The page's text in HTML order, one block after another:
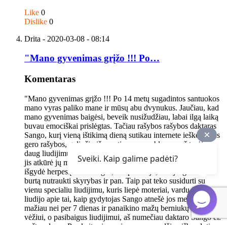
Like 0
Dislike 0
Drita - 2020-03-08 - 08:14
"Mano gyvenimas grįžo !!! Po…
Komentaras
"Mano gyvenimas grįžo !!! Po 14 metų sugadintos santuokos
mano vyras paliko mane ir mūsų abu dvynukus. Jaučiau, kad
mano gyvenimas baigėsi, beveik nusižudžiau, labai ilgą laiką
buvau emociškai prislėgtas. Tačiau rašybos rašybos daktaras
Sango, kurį vieną ištikimą dieną sutikau internete ieškodamas
gero rašybos, galinčio išspręsti mano problemas, aš turėjau
daug liudijimų apie šį rašybos rašymą. Kai kurie liudijo, kad
jis atkūrė jų meilužį Ex, kiti paliudijo, kad jis atstatė gimdą,
išgydė herpesą ir kitas ligas, kiti paliudijo, kad jis gali ištarti
burtą nutraukti skyrybas ir pan. Taip pat teko susidurti su
vienu specialiu liudijimu, kuris liepė moteriai, vardu Sonia,
liudijo apie tai, kaip gydytojas Sango atnešė jos meilužė Ex
mažiau nei per 7 dienas ir panaikino mažų berniukų poveikį
vėžiui, o pasibaigus liudijimui, aš numečiau daktaro Sango el.
Sveiki. Kaip galime padėti?